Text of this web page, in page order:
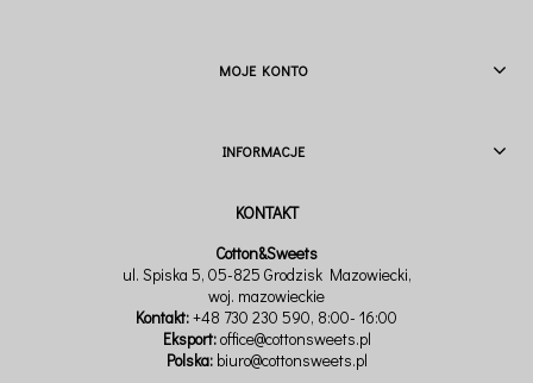
MOJE KONTO
INFORMACJE
Cotton&Sweets
ul. Spiska 5, 05-825 Grodzisk Mazowiecki,
woj. mazowieckie
Kontakt:+48 730 230 590, 8:00- 16:00
Eksport:office@cottonsweets.pl
Polska: biuro@cottonsweets.pl